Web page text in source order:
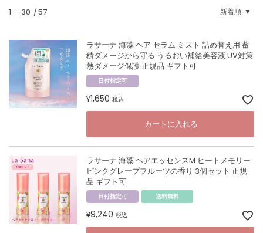
新着順
1 - 30 57
ラサーナ 海藻 ヘア セラム ミスト 詰め替え用 蓄
積ダメージから守る うるおい補給美容液 UV対策
熱ダメージ保護 正規品 ギフト可
日付指定可
¥1,650 税込
カートに入れる
ラサーナ 海藻 ヘアエッセンスM ヒートメモリー
ピンクグレープフルーツの香り 3個セット 正規
品 ギフト可
日付指定可 送料無料
¥9,240 税込